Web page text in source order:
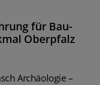
für Bau-
Oberpfalz
Archäologie –